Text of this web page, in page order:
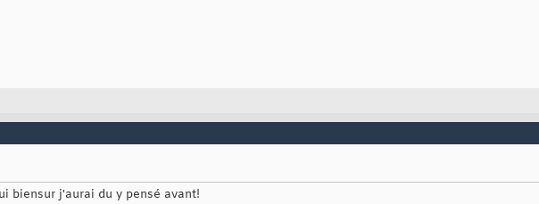
biensur j'aurai du y pensé avant!